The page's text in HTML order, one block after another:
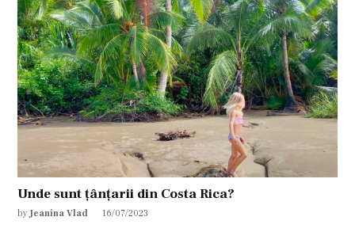
Unde sunt țânțarii din Costa Rica?
by Jeanina Vlad 16/07/2023